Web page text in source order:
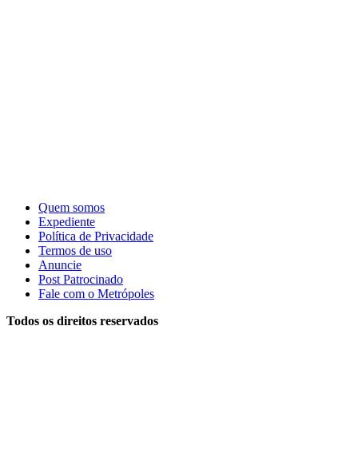
Quem somos
Expediente
Política de Privacidade
Termos de uso
Anuncie
Post Patrocinado
Fale com o Metrópoles
Todos os direitos reservados